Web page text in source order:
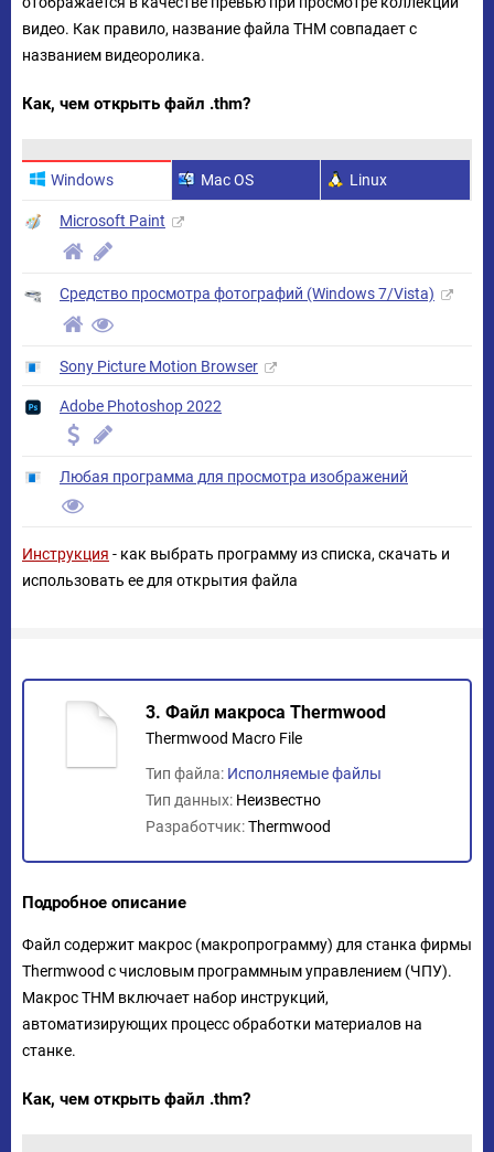
видео. Как правило, название файла THM совпадает с
названием видеоролика.
Как, чем открыть файл .thm?
Windows Mac OS Linux
Microsoft Paint
Средство просмотра фотографий (Windows 7/Vista)
Sony Picture Motion Browser
Adobe Photoshop 2022
Любая программа для просмотра изображений
Инструкция - как выбрать программу из списка, скачать и
использовать ее для открытия файла
3. Файл макроса Thermwood
Thermwood Macro File
Тип файла: Исполняемые файлы
Тип данных: Неизвестно
Разработчик:Thermwood
Подробное описание
Файл содержит макрос (макропрограмму) для станка фирмы
Thermwood с числовым программным управлением (ЧПУ).
Макрос THM включает набор инструкций,
автоматизирующих процесс обработки материалов на
станке.
Как, чем открыть файл .thm?